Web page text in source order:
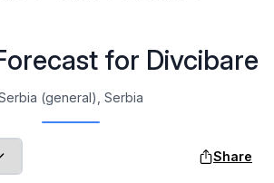
for Divcibare
(general), Serbia
Share